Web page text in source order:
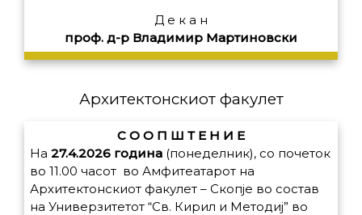
Д е к а н
проф. д-р Владимир Мартиновски
Архитектонскиот факулет
С О О П Ш Т Е Н И Е
На 27.4.2026 година (понеделник), со почеток
во 11.00 часот во Амфитеатарот на
Архитектонскиот факулет – Скопје во состав
на Универзитетот “Св. Кирил и Методиј” во